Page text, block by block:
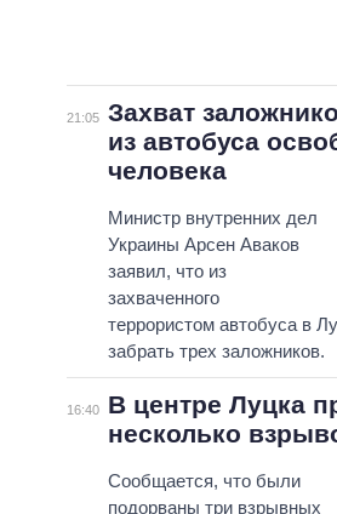
21:05 Захват
из автобуса
человека
Министр внутренних дел
Украины Арсен Аваков
заявил, что из
захваченного
террористом автобуса в
забрать трех заложников.
16:40
В центре Луцка
несколько
Сообщается, что были
подорваны три взрывных